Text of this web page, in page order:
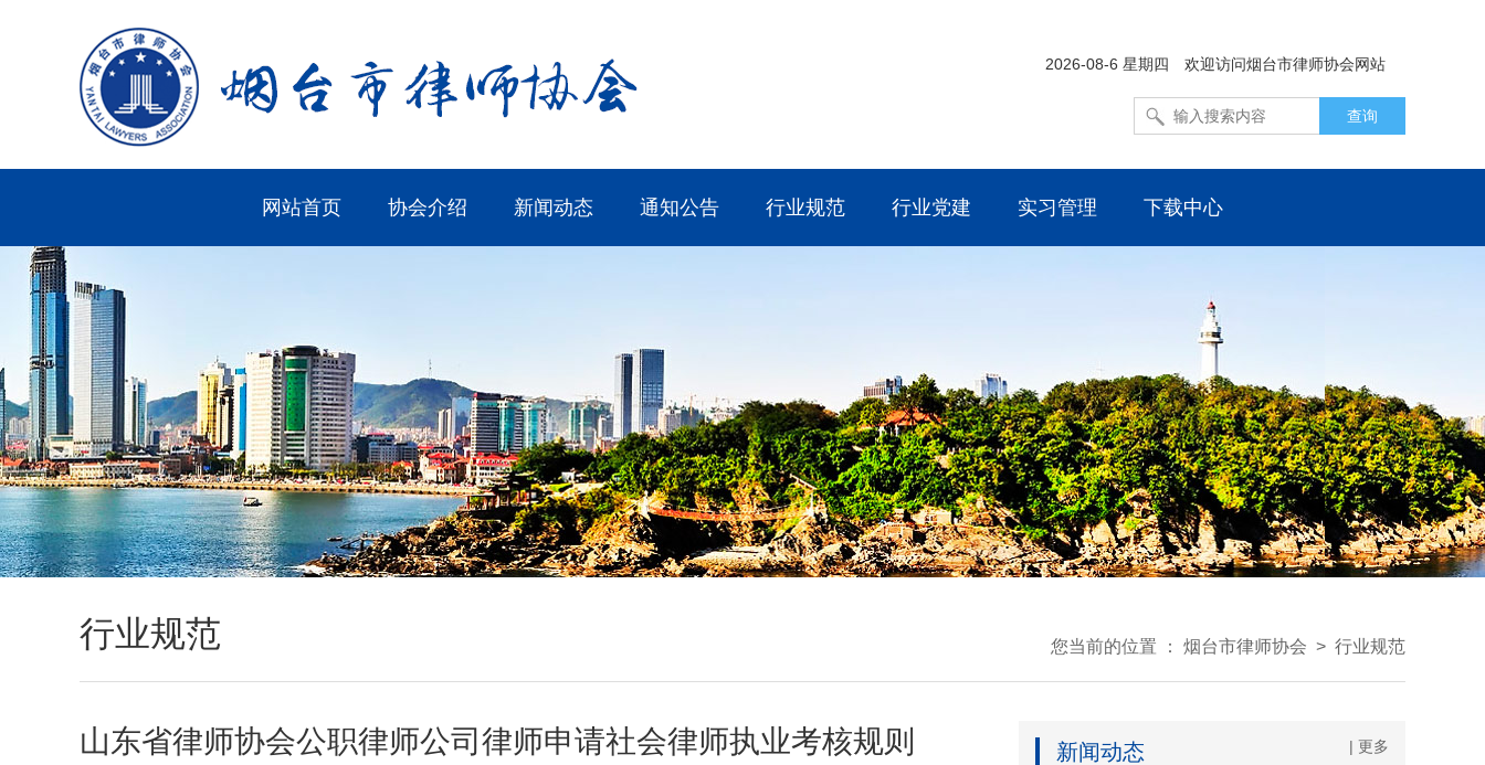
2026-08-6 星期四 欢迎访问烟台市律师协会网站
网站首页 协会介绍 新闻动态 通知公告 行业规范 行业党建 实习管理 下载中心
行业规范 您当前的位置 ： 烟台市律师协会 > 行业规范
山东省律师协会公职律师公司律师申请社会律师执业考核规则 新闻动态 | 更多